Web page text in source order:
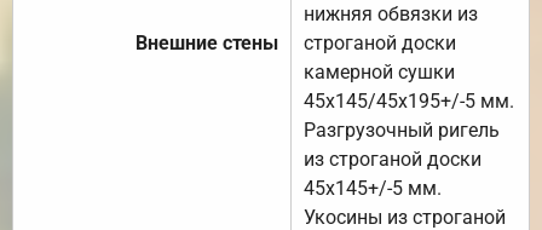
Внешние стены
нижняя обвязки из
строганой доски
камерной сушки
45х145/45х195+/-5 мм.
Разгрузочный ригель
из строганой доски
45х145+/-5 мм.
Укосины из строганой